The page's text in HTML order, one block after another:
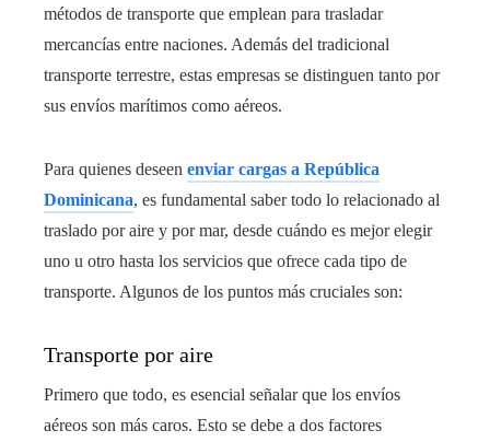
métodos de transporte que emplean para trasladar
mercancías entre naciones. Además del tradicional
transporte terrestre, estas empresas se distinguen tanto por
sus envíos marítimos como aéreos.
Para quienes deseen enviar cargas a República
Dominicana, es fundamental saber todo lo relacionado al
traslado por aire y por mar, desde cuándo es mejor elegir
uno u otro hasta los servicios que ofrece cada tipo de
transporte. Algunos de los puntos más cruciales son:
Transporte por aire
Primero que todo, es esencial señalar que los envíos
aéreos son más caros. Esto se debe a dos factores